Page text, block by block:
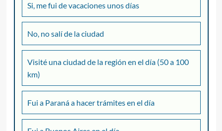
Si, me fui de vacaciones unos días
No, no salí de la ciudad
Visité una ciudad de la región en el día (50 a 100
km)
Fui a Paraná a hacer trámites en el día